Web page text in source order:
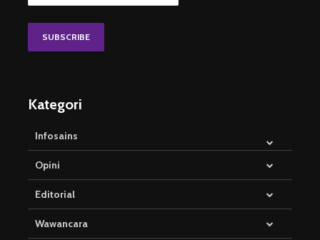
Kategori
Infosains
Opini
Editorial
Wawancara